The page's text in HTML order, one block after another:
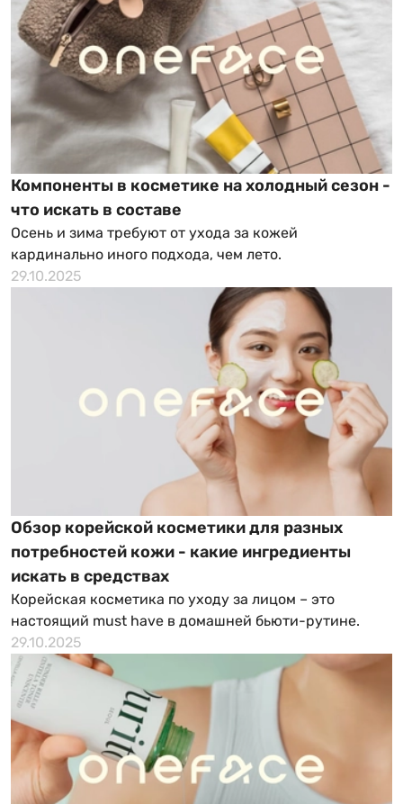
Компоненты в косметике на холодный сезон -
что искать в составе
Осень и зима требуют от ухода за кожей
кардинально иного подхода, чем лето.
29.10.2025
Обзор корейской косметики для разных
потребностей кожи - какие ингредиенты
искать в средствах
Корейская косметика по уходу за лицом – это
настоящий must have в домашней бьюти-рутине.
29.10.2025